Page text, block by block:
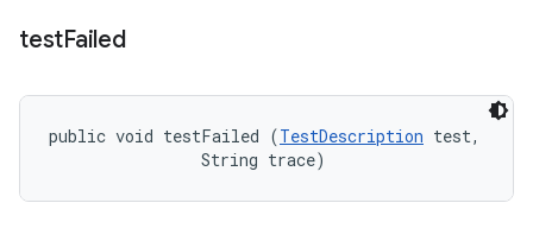
testFailed
public void testFailed (TestDescription test,
                String trace)